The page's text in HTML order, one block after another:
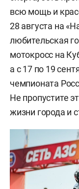
всю мощь и
28 августа на
любительская
мотокросс на
а с 17 по 19
чемпионата
Не пропустите
жизни города и